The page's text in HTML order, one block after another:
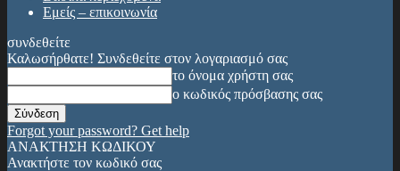
Εμείς – επικοινωνία
συνδεθείτε
Καλωσήρθατε! Συνδεθείτε στον λογαριασμό σας
το όνομα χρήστη σας
ο κωδικός πρόσβασης σας
Forgot your password? Get help
ΑΝΑΚΤΗΣΗ ΚΩΔΙΚΟΥ
Ανακτήστε τον κωδικό σας